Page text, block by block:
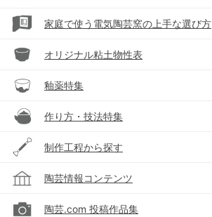
家庭で使う電気陶芸窯の上手な選び方
オリジナル粘土物性表
釉薬特集
作り方・技法特集
制作工程から探す
陶芸情報コンテンツ
陶芸.com 投稿作品集